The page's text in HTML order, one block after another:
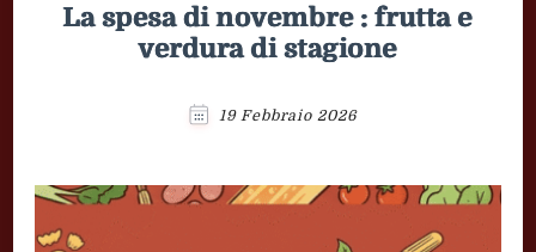
La spesa di novembre : frutta e
verdura di stagione
19 Febbraio 2026